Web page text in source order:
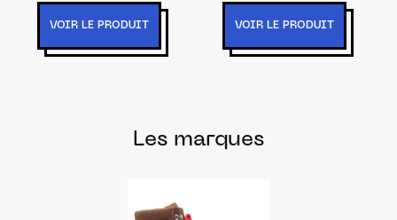
VOIR LE PRODUIT VOIR LE PRODUIT
Les marques